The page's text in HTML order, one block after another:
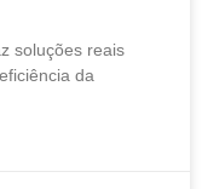
soluções reais
da